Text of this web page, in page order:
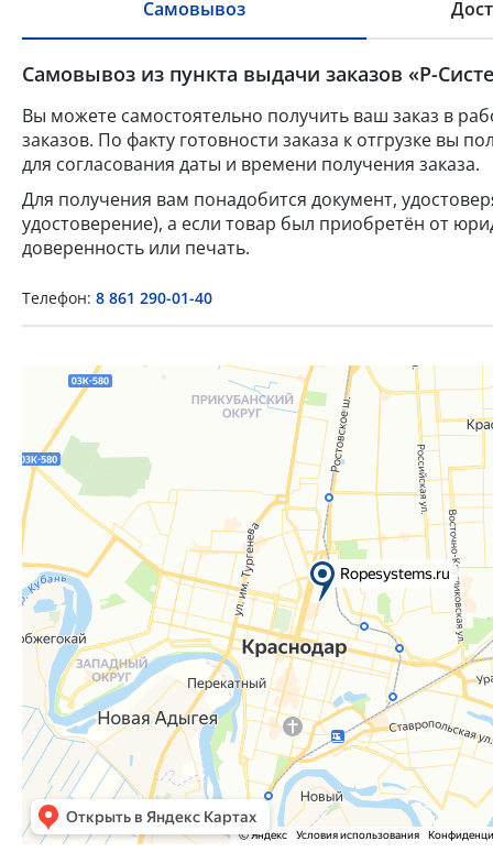
Самовывоз
Самовывоз из пункта выдачи заказов «Р-
Вы можете самостоятельно получить ваш заказ в
заказов. По факту готовности заказа к отгрузке вы
для согласования даты и времени получения заказа.
Для получения вам понадобится документ,
удостоверение), а если товар был приобретён от
доверенность или печать.
Телефон: 8 861 290-01-40